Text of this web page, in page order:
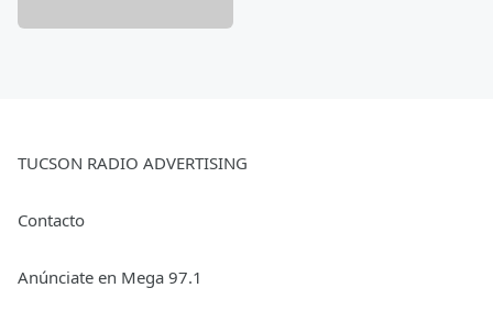
TUCSON RADIO ADVERTISING
Contacto
Anúnciate en Mega 97.1